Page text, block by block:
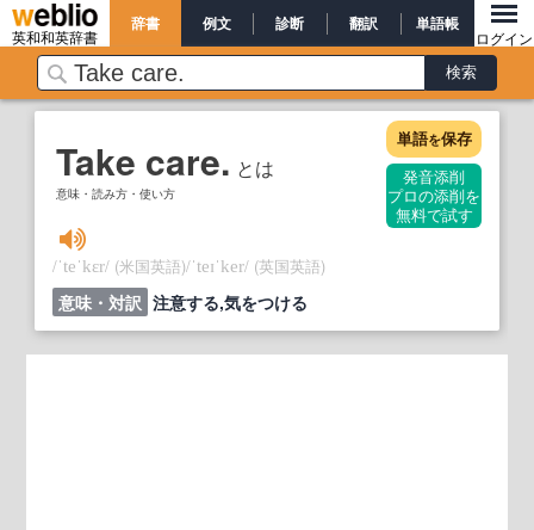
英和和英辞書
辞書 例文 診断 翻訳 単語帳
ログイン
Take care. とは
意味・読み方・使い方
単語を保存
発音添削
プロの添削を
無料で試す
/ˈteˈkɛr/ (米国英語)/ˈteɪˈker/ (英国英語)
意味・対訳 注意する,気をつける